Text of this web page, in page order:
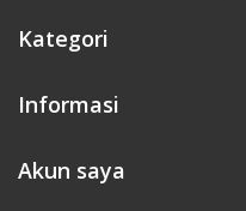
Kategori
Informasi
Akun saya